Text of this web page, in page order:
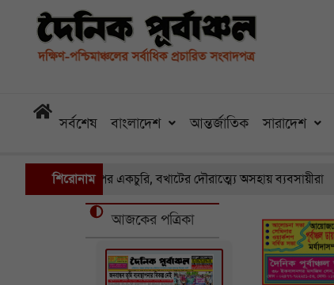
সর্বশেষ বাংলাদেশ আন্তর্জাতিক সারাদেশ
শিরোনাম
একের পর একচুরি, বখাটের দৌরাত্ম্যে অসহায় ব্যবসায়ীরা
আজকের পত্রিকা